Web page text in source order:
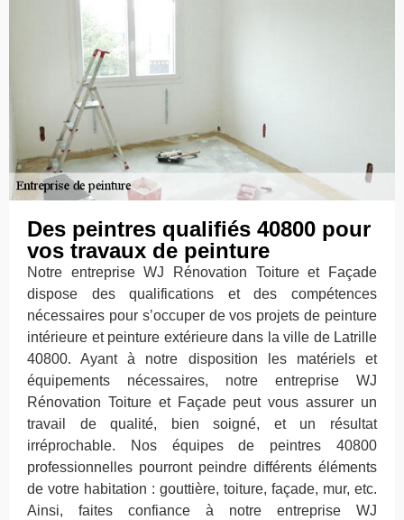
Des peintres qualifiés 40800 pour
vos travaux de peinture
Notre entreprise WJ Rénovation Toiture et Façade
dispose des qualifications et des compétences
nécessaires pour s’occuper de vos projets de peinture
intérieure et peinture extérieure dans la ville de Latrille
40800. Ayant à notre disposition les matériels et
équipements nécessaires, notre entreprise WJ
Rénovation Toiture et Façade peut vous assurer un
travail de qualité, bien soigné, et un résultat
irréprochable. Nos équipes de peintres 40800
professionnelles pourront peindre différents éléments
de votre habitation : gouttière, toiture, façade, mur, etc.
Ainsi, faites confiance à notre entreprise WJ